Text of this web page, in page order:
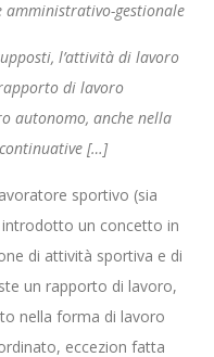
amministrativo-gestionale
l’attività di lavoro
di lavoro
autonomo, anche nella
[…]
sportivo (sia
un concetto in
di attività sportiva e di
un rapporto di lavoro,
nella forma di lavoro
eccezion fatta